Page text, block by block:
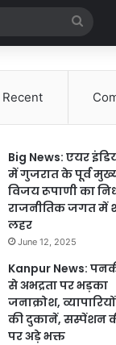
for
Recent
Big News: एयर
में गुजरात के पूर्व
विजय रूपाणी का
राजनीतिक जगत में
लहर
June 12, 2025
Kanpur News:
से अभद्रता पर भड़का
जनाक्रोश,
की दुकानें, सस्पेंशन
पर अड़े भक्त